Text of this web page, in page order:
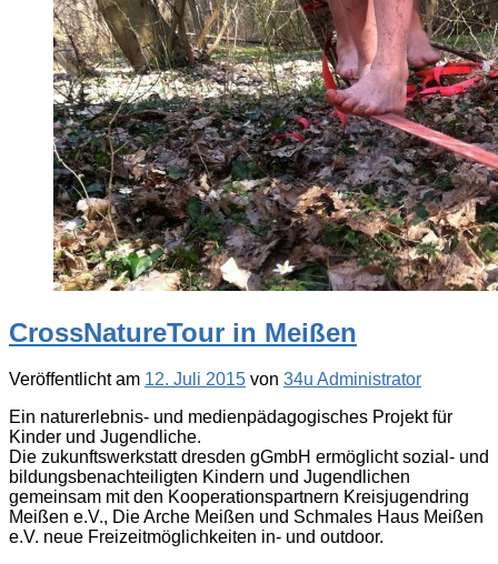
CrossNatureTour in Meißen
Veröffentlicht am 12. Juli 2015 von 34u Administrator
Ein naturerlebnis- und medienpädagogisches Projekt für
Kinder und Jugendliche.
Die zukunftswerkstatt dresden gGmbH ermöglicht sozial- und
bildungsbenachteiligten Kindern und Jugendlichen
gemeinsam mit den Kooperationspartnern Kreisjugendring
Meißen e.V., Die Arche Meißen und Schmales Haus Meißen
e.V. neue Freizeitmöglichkeiten in- und outdoor.